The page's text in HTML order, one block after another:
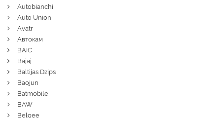
Autobianchi
Auto Union
Avatr
Автокам
BAIC
Bajaj
Baltijas Dzips
Baojun
Batmobile
BAW
Belgee